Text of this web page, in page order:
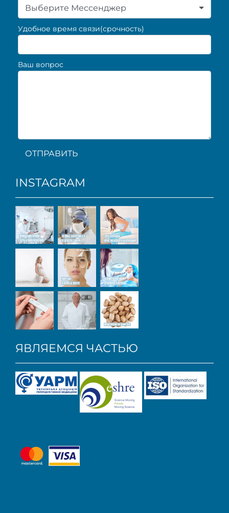
Выберите Мессенджер
Удобное время связи(срочность)
Ваш вопрос
ОТПРАВИТЬ
INSTAGRAM
ЯВЛЯЕМСЯ ЧАСТЬЮ